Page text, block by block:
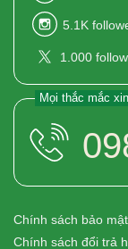
5.1K
1.000
Mọi thắc mắc
Chính sách bảo mật
Chính sách đổi trả